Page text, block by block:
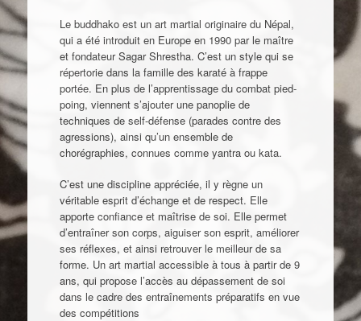
Le buddhako est un art martial originaire du Népal,
qui a été introduit en Europe en 1990 par le maître
et fondateur Sagar Shrestha. C’est un style qui se
répertorie dans la famille des karaté à frappe
portée. En plus de l’apprentissage du combat pied-
poing, viennent s’ajouter une panoplie de
techniques de self-défense (parades contre des
agressions), ainsi qu’un ensemble de
chorégraphies, connues comme yantra ou kata.
C’est une discipline appréciée, il y règne un
véritable esprit d’échange et de respect. Elle
apporte confiance et maîtrise de soi. Elle permet
d’entraîner son corps, aiguiser son esprit, améliorer
ses réflexes, et ainsi retrouver le meilleur de sa
forme. Un art martial accessible à tous à partir de 9
ans, qui propose l’accès au dépassement de soi
dans le cadre des entraînements préparatifs en vue
des compétitions